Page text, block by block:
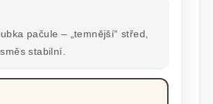
pačule – „temnější“ střed,
stabilní.